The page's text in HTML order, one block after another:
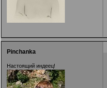
Pinchanka
Настоящий индеец!